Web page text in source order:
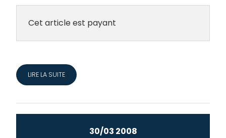
Cet article est payant
LIRE LA SUITE
30/03 2008